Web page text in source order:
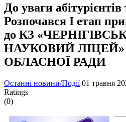
До уваги абітурієнтів
Розпочався І етап
до КЗ
НАУКОВИЙ ЛІЦЕЙ»
ОБЛАСНОЇ РАДИ
Останні новини/Події 01 травня
Ratings
(0)